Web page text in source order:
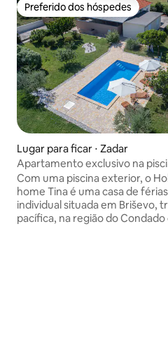
Preferido dos hóspedes
Preferido dos hóspedes
Lugar para ficar ⋅ Zadar
Apartamento exclusivo na
Com uma piscina exterior, o
home Tina é uma casa de férias
individual situada em Briševo,
pacífica, na região do Condado